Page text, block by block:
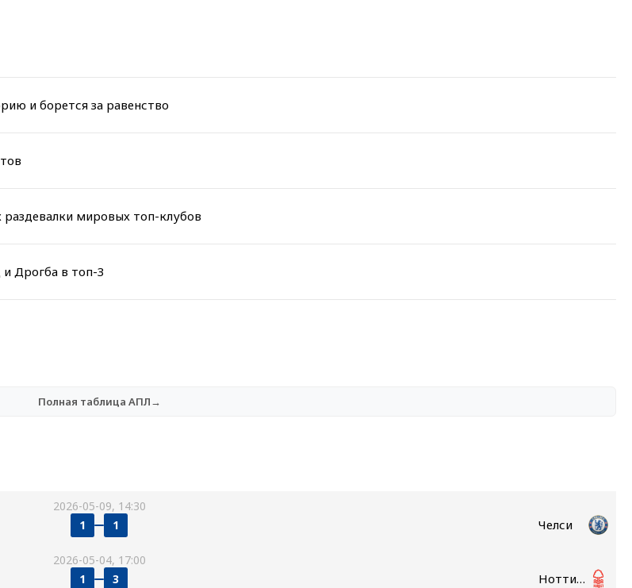
и борется за равенство
мировых топ-клубов
Дрогба в топ-3
Полная таблица АПЛ→
2026-05-09, 14:30
1 1 Челси
2026-05-04, 17:00
1 3 Ноттингем Форест